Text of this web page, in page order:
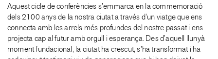
Aquest cicle de conferències s’emmarca en la commemoració
dels 2100 anys de la nostra ciutat a través d’un viatge que ens
connecta amb les arrels més profundes del nostre passat i ens
projecta cap al futur amb orgull i esperança. Des d’aquell llunyà
moment fundacional, la ciutat ha crescut, s’ha transformat i ha